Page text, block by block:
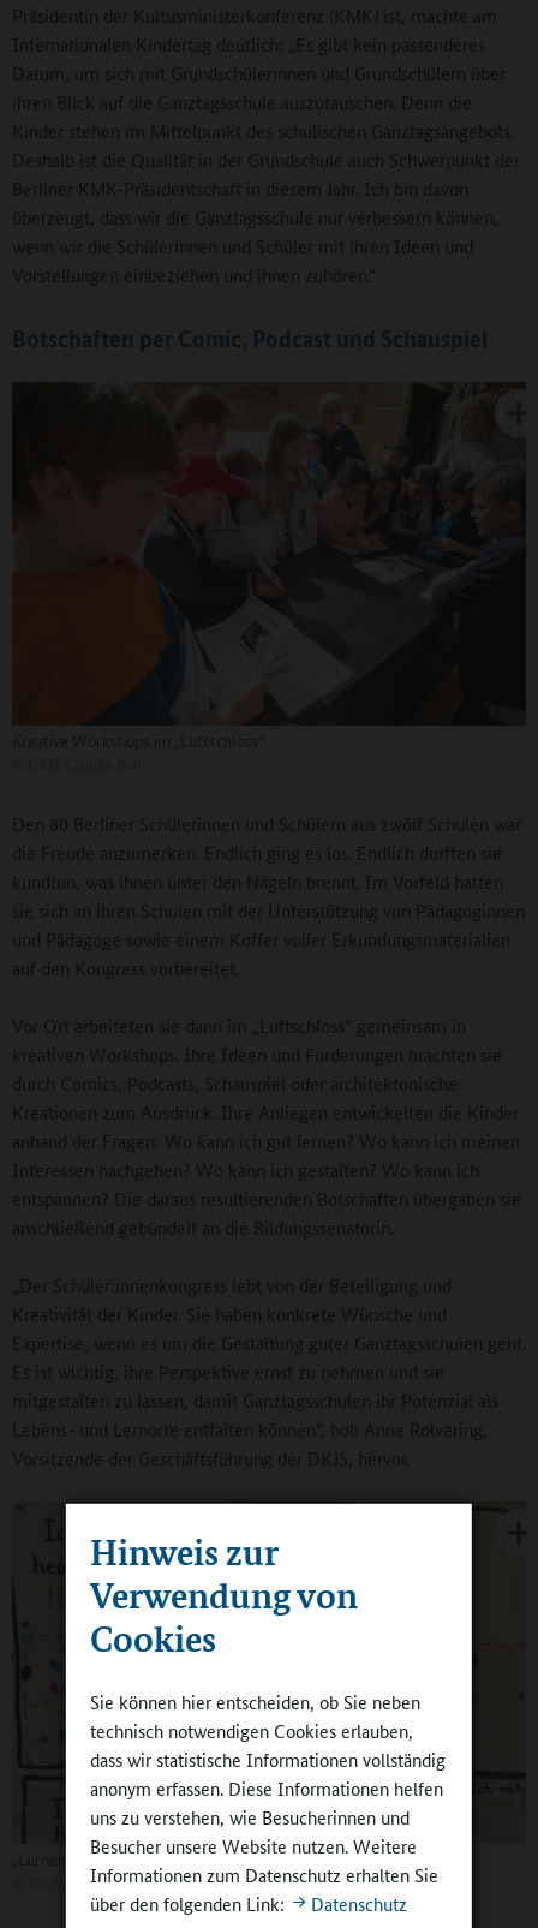
Hinweis zur
Verwendung von
Cookies
Sie können hier entscheiden, ob Sie neben
technisch notwendigen Cookies erlauben,
dass wir statistische Informationen vollständig
anonym erfassen. Diese Informationen helfen
uns zu verstehen, wie Besucherinnen und
Besucher unsere Website nutzen. Weitere
Informationen zum Datenschutz erhalten Sie
über den folgenden Link:
Datenschutz
Präsidentin der Kultusministerkonferenz (KMK) ist, machte am
Internationalen Kindertag deutlich: „Es gibt kein passenderes
Datum, um sich mit Grundschülerinnen und Grundschülern über
ihren Blick auf die Ganztagsschule auszutauschen. Denn die
Kinder stehen im Mittelpunkt des schulischen Ganztagsangebots.
Deshalb ist die Qualität in der Grundschule auch Schwerpunkt der
Berliner KMK-Präsidentschaft in diesem Jahr. Ich bin davon
überzeugt, dass wir die Ganztagsschule nur verbessern können,
wenn wir die Schülerinnen und Schüler mit ihren Ideen und
Vorstellungen einbeziehen und ihnen zuhören.“
Botschaften per Comic, Podcast und Schauspiel
Den 80 Berliner Schülerinnen und Schülern aus zwölf Schulen war
die Freude anzumerken. Endlich ging es los. Endlich durften sie
kundtun, was ihnen unter den Nägeln brennt. Im Vorfeld hatten
sie sich an ihren Schulen mit der Unterstützung von Pädagoginnen
und Pädagoge sowie einem Koffer voller Erkundungsmaterialien
auf den Kongress vorbereitet.
Vor Ort arbeiteten sie dann im „Luftschloss“ gemeinsam in
kreativen Workshops. Ihre Ideen und Forderungen brachten sie
durch Comics, Podcasts, Schauspiel oder architektonische
Kreationen zum Ausdruck. Ihre Anliegen entwickelten die Kinder
anhand der Fragen: Wo kann ich gut lernen? Wo kann ich meinen
Interessen nachgehen? Wo kann ich gestalten? Wo kann ich
entspannen? Die daraus resultierenden Botschaften übergaben sie
anschließend gebündelt an die Bildungssenatorin.
„Der Schüler:innenkongress lebt von der Beteiligung und
Kreativität der Kinder. Sie haben konkrete Wünsche und
Expertise, wenn es um die Gestaltung guter Ganztagsschulen geht.
Es ist wichtig, ihre Perspektive ernst zu nehmen und sie
mitgestalten zu lassen, damit Ganztagsschulen ihr Potenzial als
Lebens- und Lernorte entfalten können“, hob Anne Rolvering,
Vorsitzende der Geschäftsführung der DKJS, hervor.
„Lernen soll mehr Spaß machen!“
DKJS Claudia Bull